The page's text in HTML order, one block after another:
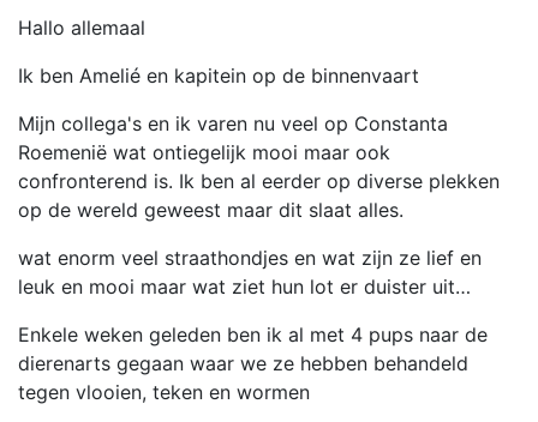
Hallo allemaal
Ik ben Amelié en kapitein op de binnenvaart
Mijn collega's en ik varen nu veel op Constanta
Roemenië wat ontiegelijk mooi maar ook
confronterend is. Ik ben al eerder op diverse plekken
op de wereld geweest maar dit slaat alles.
wat enorm veel straathondjes en wat zijn ze lief en
leuk en mooi maar wat ziet hun lot er duister uit…
Enkele weken geleden ben ik al met 4 pups naar de
dierenarts gegaan waar we ze hebben behandeld
tegen vlooien, teken en wormen